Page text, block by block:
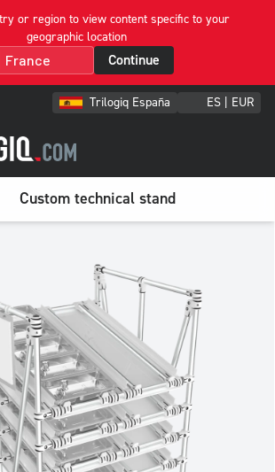
or region to view content specific to your
geographic location
Continue
Trilogiq España ES | EUR
Custom technical stand